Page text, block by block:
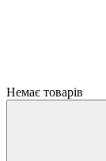
Немає товарів